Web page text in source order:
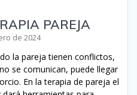
PAREJA
de 2024
la pareja tienen conflictos,
se comunican, puede llegar
En la terapia de pareja el